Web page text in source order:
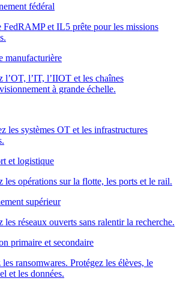
fédéral
FedRAMP et IL5 prête pour les missions
manufacturière
l’OT, l’IT, l’IIOT et les chaînes
à grande échelle.
les systèmes OT et les infrastructures
et logistique
les opérations sur la flotte, les ports et le rail.
supérieur
les réseaux ouverts sans ralentir la recherche.
primaire et secondaire
les ransomwares. Protégez les élèves, le
et les données.